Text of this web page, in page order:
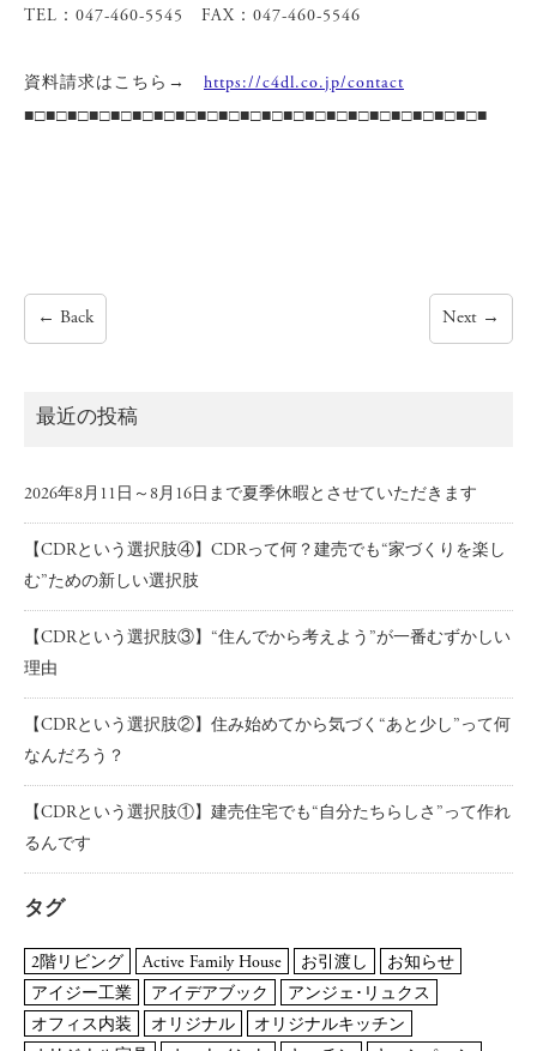
TEL：047-460-5545 FAX：047-460-5546
資料請求はこちら→ https://c4dl.co.jp/contact
■□■□■□■□■□■□■□■□■□■□■□■□■□■□■□■□■□■□■□■□■□■
← Back Next →
最近の投稿
2026年8月11日～8月16日まで夏季休暇とさせていただきます
【CDRという選択肢④】CDRって何？建売でも“家づくりを楽し
む”ための新しい選択肢
【CDRという選択肢③】“住んでから考えよう”が一番むずかしい
理由
【CDRという選択肢②】住み始めてから気づく“あと少し”って何
なんだろう？
【CDRという選択肢①】建売住宅でも“自分たちらしさ”って作れ
るんです
タグ
2階リビング Active Family House お引渡し
お知らせ
アイジー工業
アイデアブック
アンジェ･リュクス
オフィス内装
オリジナル
オリジナルキッチン